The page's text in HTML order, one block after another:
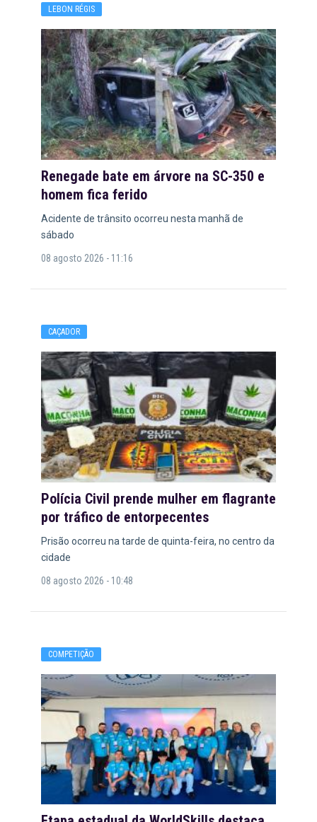
LEBON RÉGIS
Renegade bate em árvore na SC-350 e
homem fica ferido
Acidente de trânsito ocorreu nesta manhã de
sábado
08 agosto 2026 - 11:16
CAÇADOR
Polícia Civil prende mulher em flagrante
por tráfico de entorpecentes
Prisão ocorreu na tarde de quinta-feira, no centro da
cidade
08 agosto 2026 - 10:48
COMPETIÇÃO